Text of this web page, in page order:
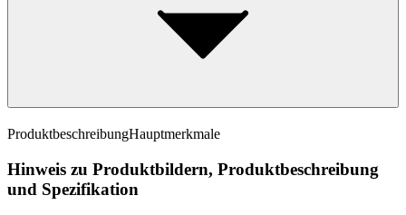
ProduktbeschreibungHauptmerkmale
Hinweis zu Produktbildern, Produktbeschreibung
und Spezifikation